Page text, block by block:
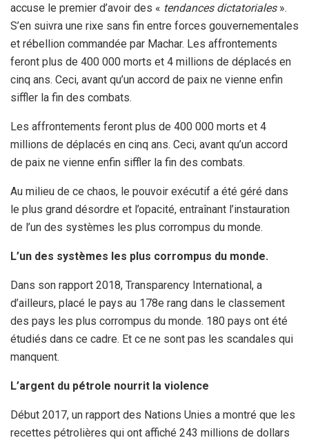
accuse le premier d’avoir des « tendances dictatoriales ».
S’en suivra une rixe sans fin entre forces gouvernementales
et rébellion commandée par Machar. Les affrontements
feront plus de 400 000 morts et 4 millions de déplacés en
cinq ans. Ceci, avant qu’un accord de paix ne vienne enfin
siffler la fin des combats.
Les affrontements feront plus de 400 000 morts et 4
millions de déplacés en cinq ans. Ceci, avant qu’un accord
de paix ne vienne enfin siffler la fin des combats.
Au milieu de ce chaos, le pouvoir exécutif a été géré dans
le plus grand désordre et l’opacité, entraînant l’instauration
de l’un des systèmes les plus corrompus du monde.
L’un des systèmes les plus corrompus du monde.
Dans son rapport 2018, Transparency International, a
d’ailleurs, placé le pays au 178e rang dans le classement
des pays les plus corrompus du monde. 180 pays ont été
étudiés dans ce cadre. Et ce ne sont pas les scandales qui
manquent.
L’argent du pétrole nourrit la violence
Début 2017, un rapport des Nations Unies a montré que les
recettes pétrolières qui ont affiché 243 millions de dollars